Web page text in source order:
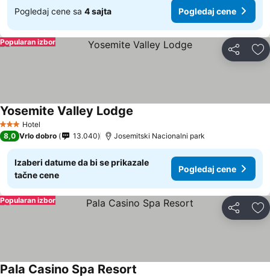
Pogledaj cene sa 4 sajta Pogledaj cene
Deli
Popularan izbor
3 Zvezdice
Hotel
Yosemite Valley Lodge
8,0 Vrlo dobro 13.040 Josemitski Nacionalni park
Izaberi datume da bi se prikazale
tačne cene
Pogledaj cene
Deli
Popularan izbor
Pala Casino Spa Resort